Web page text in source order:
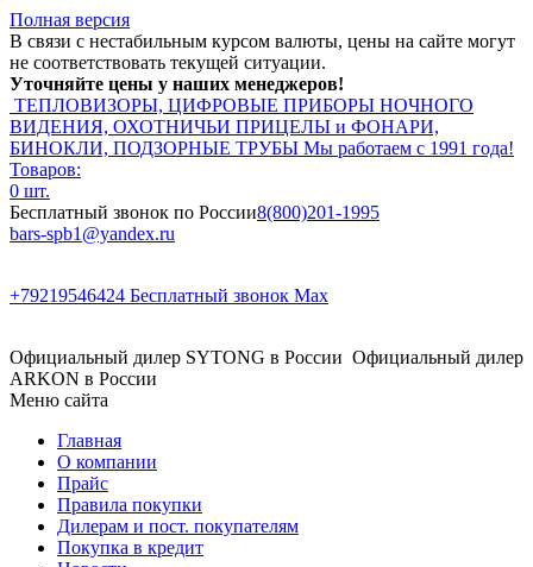
Полная версия
В связи с нестабильным курсом валюты, цены на сайте могут
не соответствовать текущей ситуации.
Уточняйте цены у наших менеджеров!
ТЕПЛОВИЗОРЫ, ЦИФРОВЫЕ ПРИБОРЫ НОЧНОГО
ВИДЕНИЯ, ОХОТНИЧЬИ ПРИЦЕЛЫ и ФОНАРИ,
БИНОКЛИ, ПОДЗОРНЫЕ ТРУБЫ Мы работаем с 1991 года!
Товаров:
0 шт.
Бесплатный звонок по России8(800)201-1995
bars-spb1@yandex.ru
+79219546424 Бесплатный звонок Max
Официальный дилер SYTONG в России Официальный дилер
ARKON в России
Меню сайта
Главная
О компании
Прайс
Правила покупки
Дилерам и пост. покупателям
Покупка в кредит